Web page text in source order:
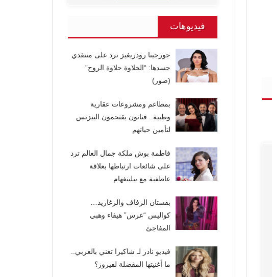
فيديوهات
جورجينا رودريغيز ترد على منتقدي
جسدها: “الحلاوة حلاوة الروح”
(صور)
بمطاعم ومشروعات عقارية
وطبية.. فنانون يقتحمون البيزنس
لتأمين حياتهم
فاطمة بوش ملكة جمال العالم ترد
على شائعات ارتباطها بعلاقة
عاطفية مع بيلينغهام
بفستان الزفاف والزغاريد…
كواليس “عرس” هيفاء وهبي
المفاجئ
فيديو نادر لـ شاكيرا تغني بالعربي..
ما أغنيتها المفضلة لفيروز؟